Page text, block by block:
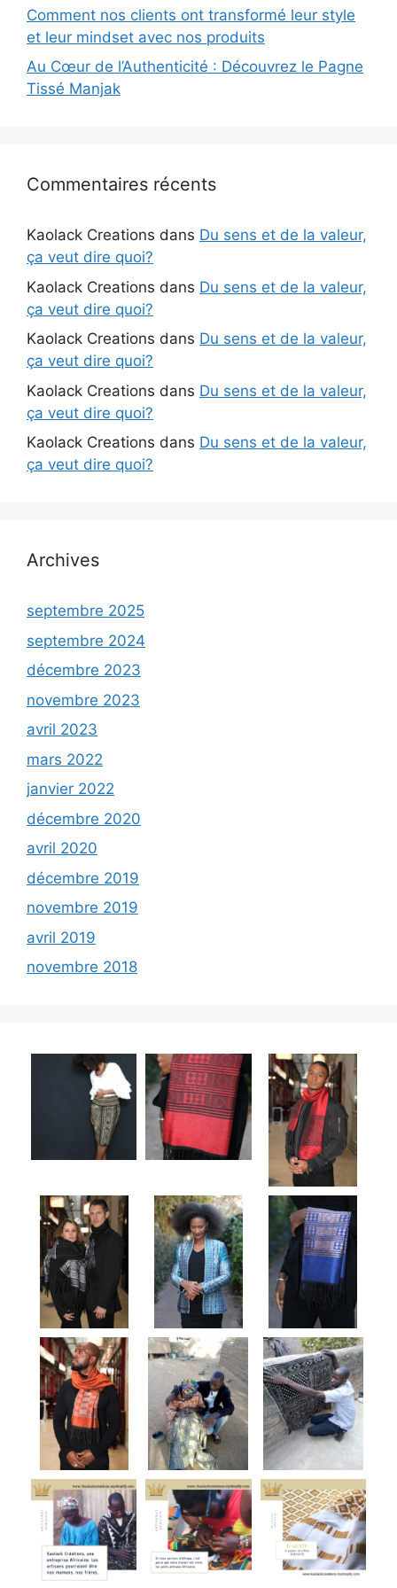
Comment nos clients ont transformé leur style
et leur mindset avec nos produits
Au Cœur de l’Authenticité : Découvrez le Pagne
Tissé Manjak
Commentaires récents
Kaolack Creations dans Du sens et de la valeur,
ça veut dire quoi?
Kaolack Creations dans Du sens et de la valeur,
ça veut dire quoi?
Kaolack Creations dans Du sens et de la valeur,
ça veut dire quoi?
Kaolack Creations dans Du sens et de la valeur,
ça veut dire quoi?
Kaolack Creations dans Du sens et de la valeur,
ça veut dire quoi?
Archives
septembre 2025
septembre 2024
décembre 2023
novembre 2023
avril 2023
mars 2022
janvier 2022
décembre 2020
avril 2020
décembre 2019
novembre 2019
avril 2019
novembre 2018